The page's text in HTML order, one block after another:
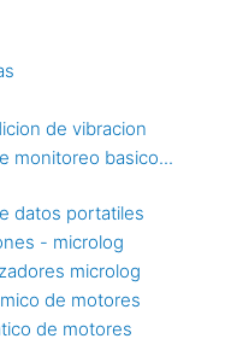
de vibracion
monitoreo basico...
datos portatiles
- microlog
microlog
de motores
de motores